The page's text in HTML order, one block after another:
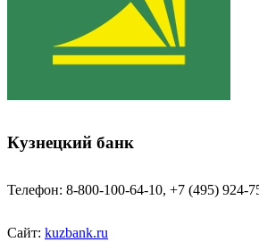
Кузнецкий банк
Телефон: 8-800-100-64-10, +7 (495) 924-
Сайт: kuzbank.ru